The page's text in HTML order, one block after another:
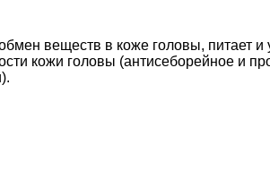
веществ в коже головы, питает и
кожи головы (антисеборейное и